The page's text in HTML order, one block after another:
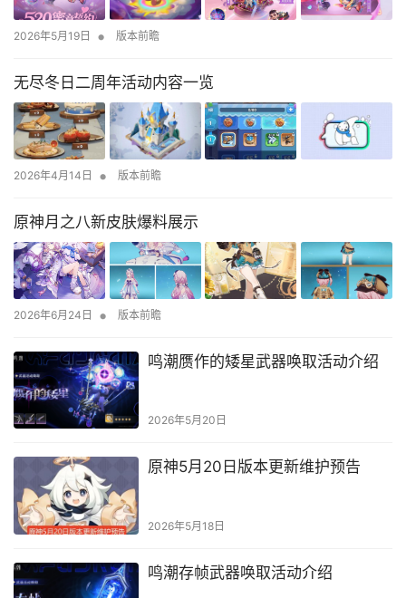
2026年5月19日 • 版本前瞻
无尽冬日二周年活动内容一览
2026年4月14日 • 版本前瞻
原神月之八新皮肤爆料展示
2026年6月24日 • 版本前瞻
鸣潮赝作的矮星武器唤取活动介绍
2026年5月20日
原神5月20日版本更新维护预告
2026年5月18日
鸣潮存帧武器唤取活动介绍